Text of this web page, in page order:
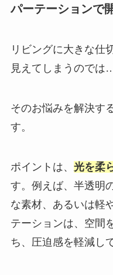
パーテーションで
リビングに大きな仕
見えてしまうのでは
そのお悩みを解決す
す。
ポイントは、 光を柔
す。例えば、半透明
な素材、あるいは軽
テーションは、空間
ち、圧迫感を軽減し